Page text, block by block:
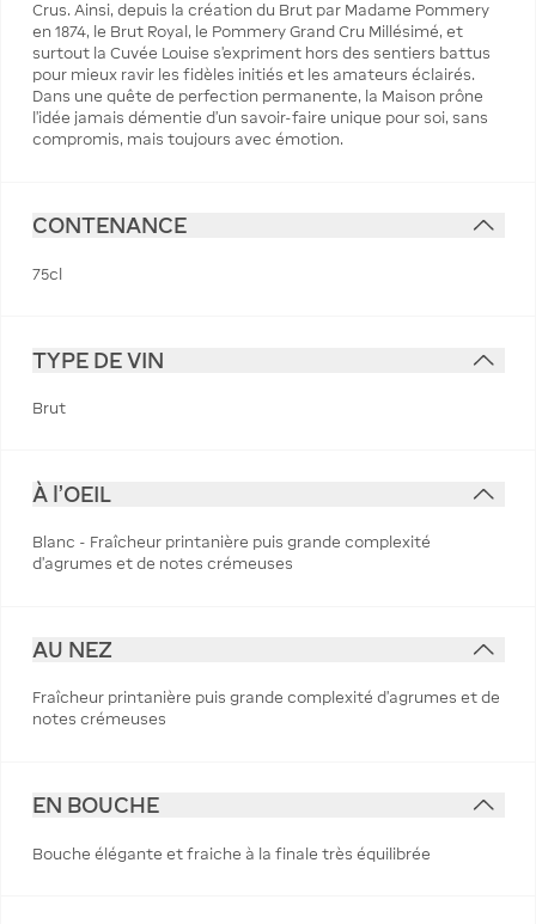
Crus. Ainsi, depuis la création du Brut par Madame Pommery
en 1874, le Brut Royal, le Pommery Grand Cru Millésimé, et
surtout la Cuvée Louise s’expriment hors des sentiers battus
pour mieux ravir les fidèles initiés et les amateurs éclairés.
Dans une quête de perfection permanente, la Maison prône
l’idée jamais démentie d’un savoir-faire unique pour soi, sans
compromis, mais toujours avec émotion.
CONTENANCE
75cl
TYPE DE VIN
Brut
À l'OEIL
Blanc - Fraîcheur printanière puis grande complexité
d'agrumes et de notes crémeuses
AU NEZ
Fraîcheur printanière puis grande complexité d'agrumes et de
notes crémeuses
EN BOUCHE
Bouche élégante et fraiche à la finale très équilibrée